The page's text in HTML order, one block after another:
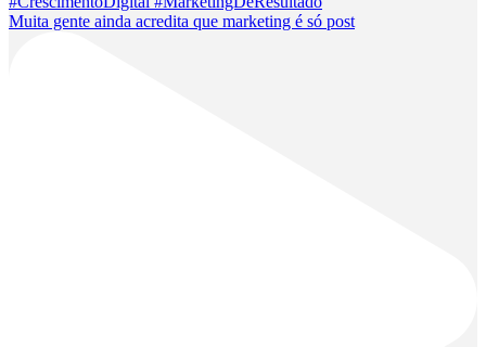
Muita gente ainda acredita que marketing é só post